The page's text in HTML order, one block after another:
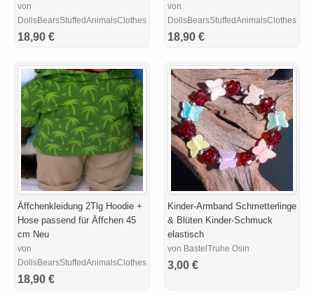
von
DollsBearsStuffedAnimalsClothesDesigns
18,90 €
von
18,90 €
Äffchenkleidung 2Tlg Hoodie +
Hose passend für Äffchen 45
cm Neu
von
DollsBearsStuffedAnimalsClothesDesigns
18,90 €
Kinder-Armband Schmetterlinge
& Blüten Kinder-Schmuck
elastisch
von BastelTruhe Osin
3,00 €